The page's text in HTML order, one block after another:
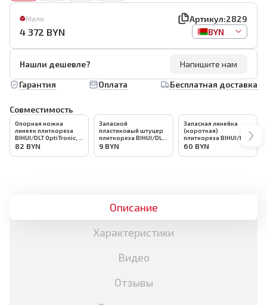
Мало Артикул:2829
4 372 BYN BYN
Нашли дешевле?
Напишите нам
Гарантия
Оплата Бесплатная доставка
Совместимость
Опорная ножка
линеек плиткореза
BIHUI/DLT OptiTronic,
версия MAX, арт.4559
82 BYN
Запасной
пластиковый штуцер
плиткореза BIHUI/DLT
OptiTronic, версия
9 BYN
Запасная линейка
(короткая)
плиткореза BIHUI/DLT
OptiTronic, версия
60 BYN
Описание
Характеристики
Видео
Отзывы